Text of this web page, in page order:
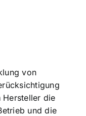
von
Hersteller die
und die